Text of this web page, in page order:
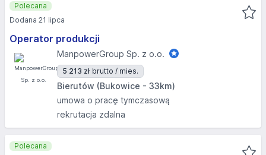
Operator produkcji
ManpowerGroup Sp. z o.o.
5 213 zł brutto / mies.
Bierutów (Bukowice - 33km)
umowa o pracę tymczasową
rekrutacja zdalna
Polecana
Dodana 21 lipca
Polecana